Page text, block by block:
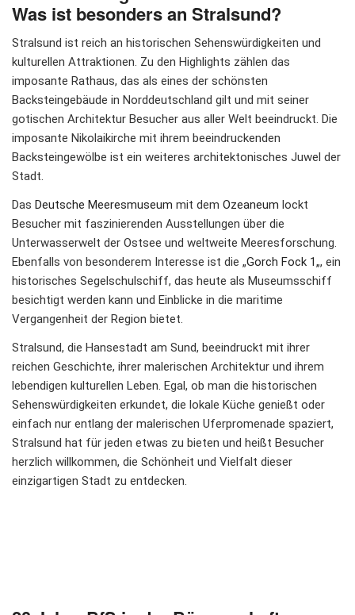
Was ist besonders an Stralsund?
Stralsund ist reich an historischen Sehenswürdigkeiten und
kulturellen Attraktionen. Zu den Highlights zählen das
imposante Rathaus, das als eines der schönsten
Backsteingebäude in Norddeutschland gilt und mit seiner
gotischen Architektur Besucher aus aller Welt beeindruckt. Die
imposante Nikolaikirche mit ihrem beeindruckenden
Backsteingewölbe ist ein weiteres architektonisches Juwel der
Stadt.
Das Deutsche Meeresmuseum mit dem Ozeaneum lockt
Besucher mit faszinierenden Ausstellungen über die
Unterwasserwelt der Ostsee und weltweite Meeresforschung.
Ebenfalls von besonderem Interesse ist die „Gorch Fock 1„, ein
historisches Segelschulschiff, das heute als Museumsschiff
besichtigt werden kann und Einblicke in die maritime
Vergangenheit der Region bietet.
Stralsund, die Hansestadt am Sund, beeindruckt mit ihrer
reichen Geschichte, ihrer malerischen Architektur und ihrem
lebendigen kulturellen Leben. Egal, ob man die historischen
Sehenswürdigkeiten erkundet, die lokale Küche genießt oder
einfach nur entlang der malerischen Uferpromenade spaziert,
Stralsund hat für jeden etwas zu bieten und heißt Besucher
herzlich willkommen, die Schönheit und Vielfalt dieser
einzigartigen Stadt zu entdecken.